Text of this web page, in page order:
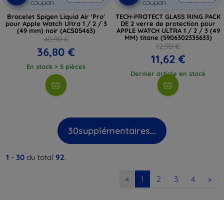
coupon
Bracelet Spigen Liquid Air 'Pro'
pour Apple Watch Ultra 1 / 2 / 3
(49 mm) noir (ACS05463)
40,90 €
36,80 €
En stock > 5 pièces
coupon
TECH-PROTECT GLASS RING PACK
DE 2 verre de protection pour
APPLE WATCH ULTRA 1 / 2 / 3 (49
MM) titane (5906302335633)
12,90 €
11,62 €
Dernier article en stock
30supplémentaires...
1 - 30 du total 92.
« 1 2 3 4 »